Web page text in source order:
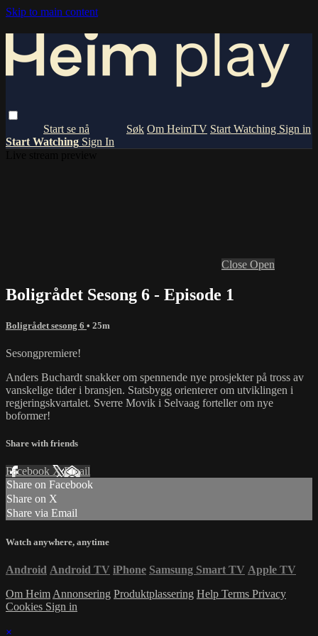
Skip to main content
Om HeimTV Start Watching Sign in
Start Watching Sign In
Close Open
Boligrådet Sesong 6 - Episode 1
Boligrådet sesong 6 • 25m
Sesongpremiere!
Anders Buchardt snakker om spennende nye prosjekter på tross av
vanskelige tider i bransjen. Statsbygg orienterer om utviklingen i
regjeringskvartalet. Sverre Movik i Selvaag forteller om nye
boformer!
Share with friends
Facebook XEmail
Share on Facebook
Share on X
Share via Email
Watch anywhere, anytime
Android Android TV iPhone Samsung Smart TV Apple TV
Om Heim Annonsering Produktplassering Help Terms Privacy
Cookies Sign in
×